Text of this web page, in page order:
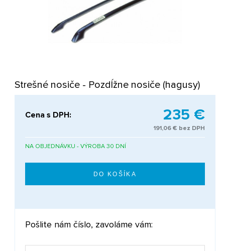
Strešné nosiče - Pozdĺžne nosiče (hagusy)
Cena s DPH: 235 €
191,06 € bez DPH
NA OBJEDNÁVKU - VÝROBA 30 DNÍ
Pošlite nám číslo, zavoláme vám: